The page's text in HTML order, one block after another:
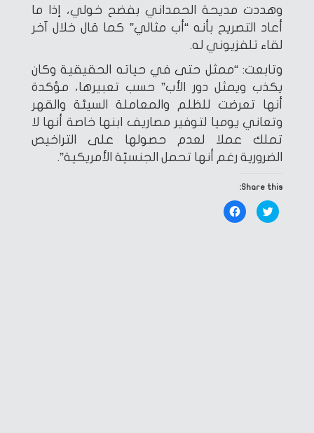
وهددت مديحة الحمداني بفضح خولي، إذا ما
أعاد التصريح بأنه “أب مثالي” كما قال خلال آخر
لقاء تلفزيوني له.
وتابعت: “ممثل حتى في حياته الحقيقية وكان
يكذب ويمثل دور الأب” حسب تعبيرها، مؤكدة
أنها تعرضت للظلم والمعاملة السيئة والقهر
وتعاني يوميا لتوفير مصاريف ابنها خاصة أنها لا
تملك عملا لعدم حصولها على التراخيص
الضرورية رغم أنها تحمل الجنسيّة الأمريكية”.
Share this:
Click
to
share
Click
to